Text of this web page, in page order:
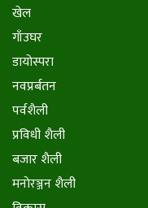
खेल
गाँउघर
डायाेस्परा
नवप्रर्बतन
पर्वशैली
प्रविधी शैली
बजार शैली
मनाेरञ्जन शैली